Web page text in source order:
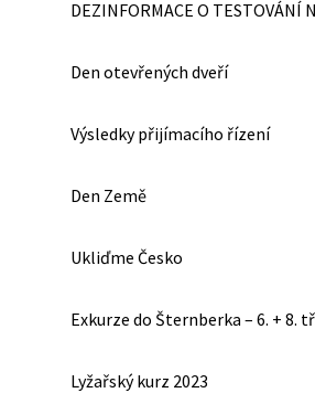
DEZINFORMACE O TESTOVÁNÍ
Den otevřených dveří
Výsledky přijímacího řízení
Den Země
Ukliďme Česko
Exkurze do Šternberka – 6. + 8.
Lyžařský kurz 2023